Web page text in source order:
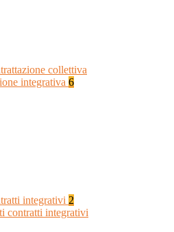
collettiva
integrativa 6
integrativi 2
contratti integrativi